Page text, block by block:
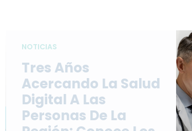
NOTICIAS
Tres Años
Acercando La Salud
Digital A Las
Personas De La